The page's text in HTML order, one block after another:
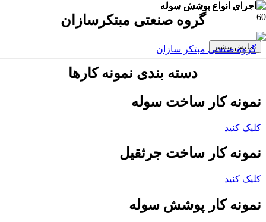
گروه صنعتی مبتکرسازان
نمایش بیشتر
دسته بندی نمونه کارها
نمونه کار ساخت سوله
کلیک کنید
نمونه کار ساخت جرثقیل
کلیک کنید
نمونه کار پوشش سوله